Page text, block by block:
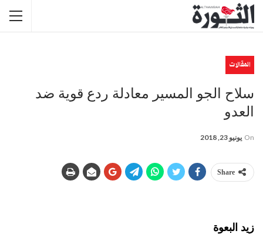
المقالات
سلاح الجو المسير معادلة ردع قوية ضد
العدو
On يونيو 23, 2018
Share
زيد البعوة